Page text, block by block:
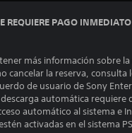
REQUIERE PAGO INMEDIATO
más información sobre la
cancelar la reserva, consulta
de usuario de Sony
automática requiere
automático al sistema e
activadas en el sistema